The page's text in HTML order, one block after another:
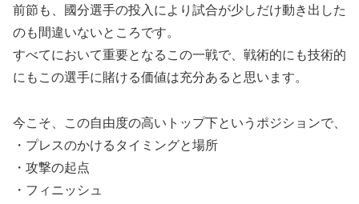
前節も、國分選手の投入により試合が少しだけ動き出した
のも間違いないところです。
すべてにおいて重要となるこの一戦で、戦術的にも技術的
にもこの選手に賭ける価値は充分あると思います。
今こそ、この自由度の高いトップ下というポジションで、
・プレスのかけるタイミングと場所
・攻撃の起点
・フィニッシュ